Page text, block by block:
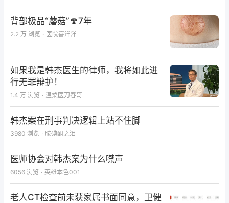
背部极品“蘑菇”🍄7年
2.2 万 浏览 · 医院喜洋洋
如果我是韩杰医生的律师，我将如此进
行无罪辩护！
1.4 万 浏览 · 温柔医刀春哥
韩杰案在刑事判决逻辑上站不住脚
3980 浏览 · 胺碘酮之泪
医师协会对韩杰案为什么噤声
6056 浏览 · 英雄本色001
老人CT检查前未获家属书面同意，卫健